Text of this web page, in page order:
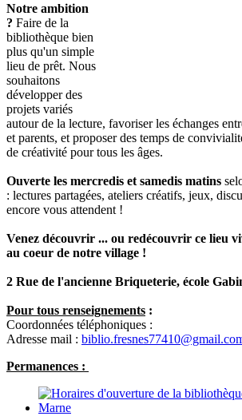
Notre ambition
? Faire de la
bibliothèque bien
plus qu'un simple
lieu de prêt. Nous
souhaitons
développer des
projets variés
autour de la lecture, favoriser les échanges
et parents, et proposer des temps de
de créativité pour tous les âges.
Ouverte les mercredis et samedis matins
: lectures partagées, ateliers créatifs, jeux,
encore vous attendent !
Venez découvrir ... ou redécouvrir ce lieu
au coeur de notre village !
2 Rue de l'ancienne Briqueterie, école
Pour tous renseignements :
Coordonnées téléphoniques :
Adresse mail :
Permanences :